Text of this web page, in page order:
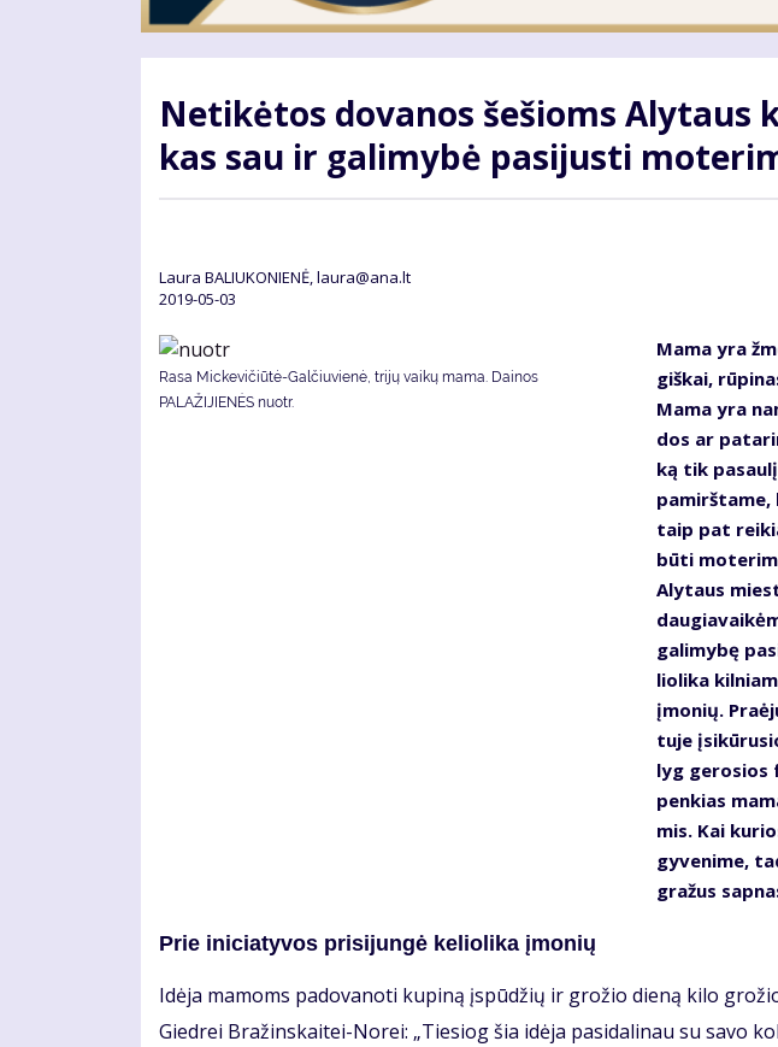
Ne­ti­kė­tos do­va­nos še­šioms Aly­taus
kas sau ir ga­li­my­bė pa­si­jus­ti
Laura BALIUKONIENĖ, laura@ana.lt
2019-05-03
Rasa Mickevičiūtė-Galčiuvienė, trijų vaikų mama. Dainos
PALAŽIJIENĖS nuotr.
Ma­ma yra
giš­kai,
Ma­ma yra
dos ar
ką tik
pa­mirš­ta­me,
taip pat
bū­ti
Aly­taus
ga­li­my­bę
lio­li­ka
įmo­nių.
tu­je
lyg ge­ro­sios
pen­kias
mis. Kai
gy­ve­ni­me,
gra­žus
Prie ini­cia­ty­vos pri­si­jun­gė ke­lio­li­ka įmo­nių
Idė­ja ma­moms pa­do­va­no­ti ku­pi­ną įspū­džių ir gro­žio die­ną ki­lo
Gied­rei Bra­žins­kai­tei-No­rei: „Tie­siog šia idė­ja pa­si­da­li­nau su sa­vo